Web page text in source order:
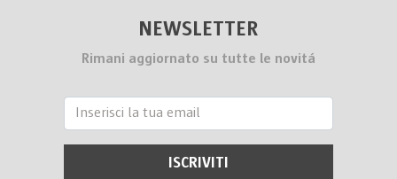
NEWSLETTER
Rimani aggiornato su tutte le novitá